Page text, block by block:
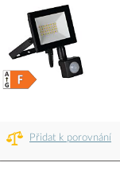
Přidat k porovnání